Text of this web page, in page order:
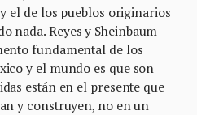
el de los pueblos originarios
nada. Reyes y Sheinbaum
fundamental de los
y el mundo es que son
están en el presente que
y construyen, no en un